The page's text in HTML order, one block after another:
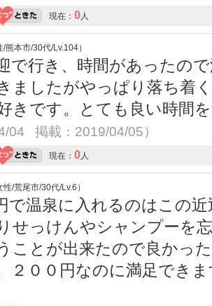
現在： 0 人
熊本市/30代/Lv.104）
で行き、時間があったの
ましたがやっぱり落ち着
きです。とても良い時間
04 掲載：2019/04/05）
現在： 0 人
/荒尾市/30代/Lv.6）
で温泉に入れるのはこの
せっけんやシャンプーを
ことが出来たので良かっ
２００円なのに満足でき